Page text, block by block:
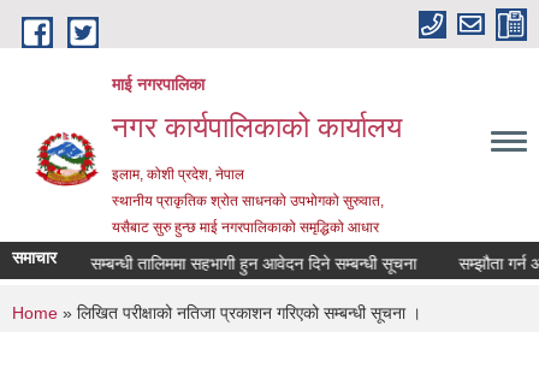
Skip to main content
माई नगरपालिका
नगर कार्यपालिकाको कार्यालय
इलाम, कोशी प्रदेश, नेपाल
स्थानीय प्राकृतिक श्रोत साधनको उपभोगको सुरुवात,
यसैबाट सुरु हुन्छ माई नगरपालिकाको समृद्धिको आधार
समाचार
सहकारी सम्बन्धी तालिममा सहभागी हुन आवेदन दिने सम्बन्धी सूचना सम्झौता गर्न
You are here
Home » लिखित परीक्षाको नतिजा प्रकाशन गरिएको सम्बन्धी सूचना ।